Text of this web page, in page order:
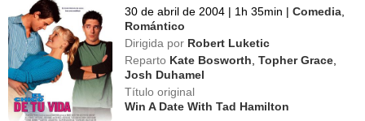
30 de abril de 2004 | 1h 35min | Comedia
Romántico
Dirigida por Robert Luketic
Reparto Kate Bosworth ,Topher Grace
Josh Duhamel
Título original
Win A Date With Tad Hamilton